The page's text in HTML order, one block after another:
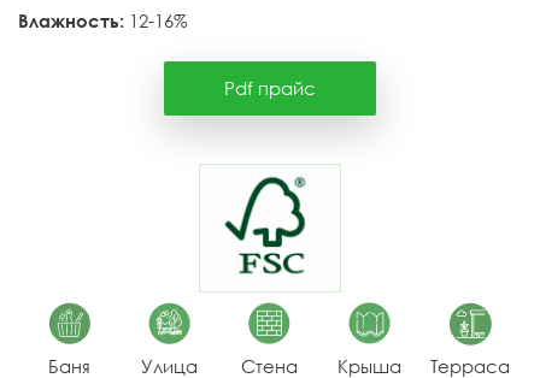
Влажность: 12-16%
Pdf прайс
Баня Улица Стена Крыша Терраса